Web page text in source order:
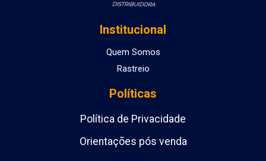
Institucional
Quem Somos
Rastreio
Políticas
Política de Privacidade
Orientações pós venda